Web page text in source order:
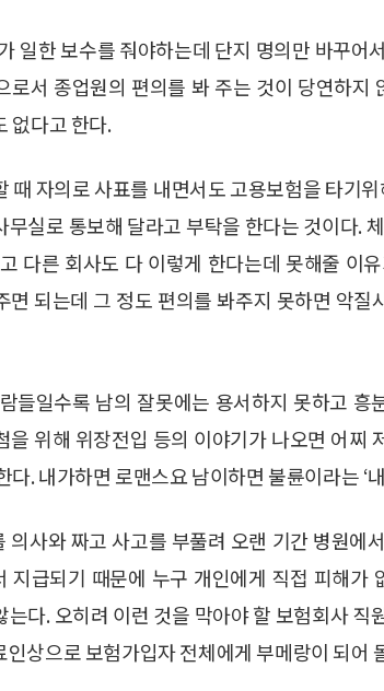
일한 보수를 줘야하는데 단지 명의만 바꾸어
로서 종업원의 편의를 봐 주는 것이 당연하지
없다고 한다.
때 자의로 사표를 내면서도 고용보험을 타기
실로 통보해 달라고 부탁을 한다는 것이다.
다른 회사도 다 이렇게 한다는데 못해줄 이
면 되는데 그 정도 편의를 봐주지 못하면 악질
들일수록 남의 잘못에는 용서하지 못하고 흥
을 위해 위장전입 등의 이야기가 나오면 어찌
다. 내가하면 로맨스요 남이하면 불륜이라는 ‘
의사와 짜고 사고를 부풀려 오랜 기간 병원에
지급되기 때문에 누구 개인에게 직접 피해가
다. 오히려 이런 것을 막아야 할 보험회사 직
인상으로 보험가입자 전체에게 부메랑이 되어